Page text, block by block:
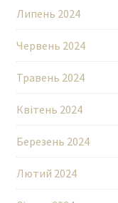
Липень 2024
Червень 2024
Травень 2024
Квітень 2024
Березень 2024
Лютий 2024